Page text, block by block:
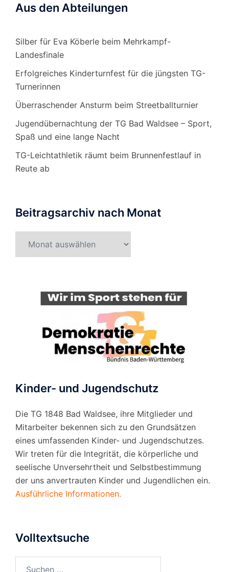
Aus den Abteilungen
Silber für Eva Köberle beim Mehrkampf-
Landesfinale
Erfolgreiches Kinderturnfest für die jüngsten TG-
Turnerinnen
Überraschender Ansturm beim Streetballturnier
Jugendübernachtung der TG Bad Waldsee – Sport,
Spaß und eine lange Nacht
TG-Leichtathletik räumt beim Brunnenfestlauf in
Reute ab
Beitragsarchiv nach Monat
nach
Kinder- und Jugendschutz
Die TG 1848 Bad Waldsee, ihre Mitglieder und
Mitarbeiter bekennen sich zu den Grundsätzen
eines umfassenden Kinder- und Jugendschutzes.
Wir treten für die Integrität, die körperliche und
seelische Unversehrtheit und Selbstbestimmung
der uns anvertrauten Kinder und Jugendlichen ein.
Ausführliche Informationen.
Volltextsuche